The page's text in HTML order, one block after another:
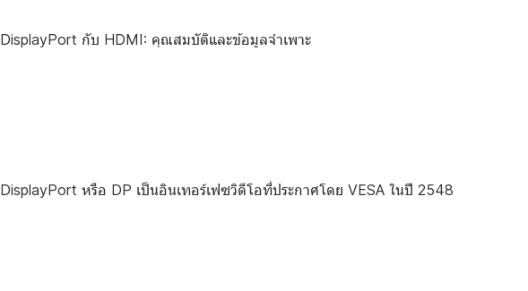
DisplayPort กับ HDMI: คุณสมบัติและข้อมูลจำเพาะ
DisplayPort หรือ DP เป็นอินเทอร์เฟซวิดีโอที่ประกาศโดย VESA ในปี 2548